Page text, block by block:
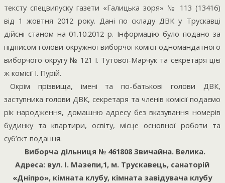
тексту спецвипуску газети «Галицька зоря» № 113 (13416)
від 1 жовтня 2012 року. Дані по складу ДВК у Трускавці
дійсні станом на 01.10.2012 р. Інформацію було подано за
підписом голови окружної виборчої комісії одномандатного
виборчого округу № 121 І. Тутової-Марчук та секретаря цієї
ж комісії І. Пурій.
Окрім прізвища, імені та по-батькові голови ДВК,
заступника голови ДВК, секретаря та членів комісії подаємо
рік народження, домашню адресу без вказування номерів
будинку та квартири, освіту, місце основної роботи та
суб’єкт подання.
Виборча дільниця № 461808 Звичайна. Велика.
Адреса: вул. І. Мазепи,1, м. Трускавець, санаторій
«Дніпро», кімната клубу, кімната завідувача клубу